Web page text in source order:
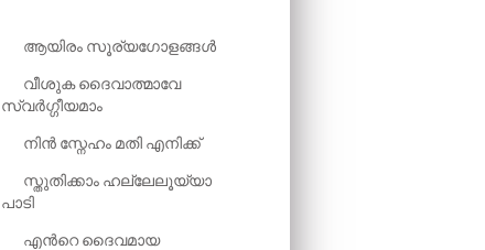
ആയിരം സൂര്യഗോളങ്ങൾ
വീശുക ദൈവാത്മാവേ
സ്വർഗ്ഗീയമാം
നിൻ സ്നേഹം മതി എനിക്ക്
സ്തുതിക്കാം ഹല്ലേലൂയ്യാ
പാടി
എന്‍റെ ദൈവമായ